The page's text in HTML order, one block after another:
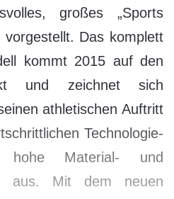
großes „Sports
vorgestellt. Das komplett
kommt 2015 auf den
und zeichnet sich
athletischen Auftritt
Technologie-
hohe Material- und
aus. Mit dem neuen